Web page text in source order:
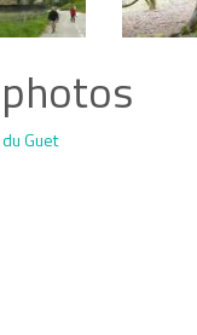
Guet